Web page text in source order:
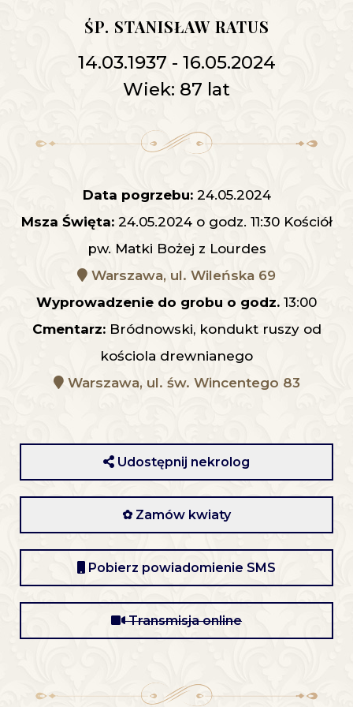
ŚP. STANISŁAW RATUS
14.03.1937 - 16.05.2024
Wiek: 87 lat
Data pogrzebu:24.05.2024
Msza Święta:24.05.2024 o godz. 11:30 Kościół
pw. Matki Bożej z Lourdes
Warszawa, ul. Wileńska 69
Wyprowadzenie do grobu o godz. 13:00
Cmentarz:Bródnowski, kondukt ruszy od
kościola drewnianego
Warszawa, ul. św. Wincentego 83
Udostępnij nekrolog
✿ Zamów kwiaty
Pobierz powiadomienie SMS
Transmisja online